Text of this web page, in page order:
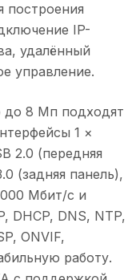
построения
IP-
удалённый
управление.
до 8 Мп подходят
1 ×
2.0 (передняя
(задняя панель),
Мбит/с и
DHCP, DNS, NTP,
ONVIF,
работу.